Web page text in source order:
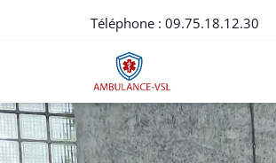
Téléphone : 09.75.18.12.30